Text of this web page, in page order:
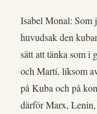
Isabel Monal: Som
huvudsak den
sätt att tänka som i
och Martí, liksom
på Kuba och på
därför Marx,